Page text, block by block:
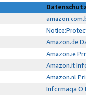
Amazon.de
Amazon.ie
Amazon.it
Amazon.nl
Informacja O